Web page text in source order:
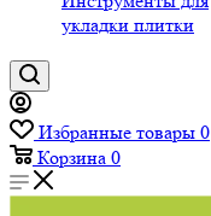
укладки плитки
Избранные товары 0
Корзина 0